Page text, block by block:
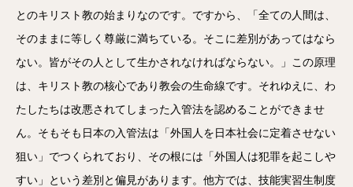
とのキリスト教の始まりなのです。ですから、「全ての人間は、
そのままに等しく尊厳に満ちている。そこに差別があってはなら
ない。皆がその人として生かされなければならない。」この原理
は、キリスト教の核心であり教会の生命線です。それゆえに、わ
たしたちは改悪されてしまった入管法を認めることができませ
ん。そもそも日本の入管法は「外国人を日本社会に定着させない
狙い」でつくられており、その根には「外国人は犯罪を起こしや
すい」という差別と偏見があります。他方では、技能実習生制度